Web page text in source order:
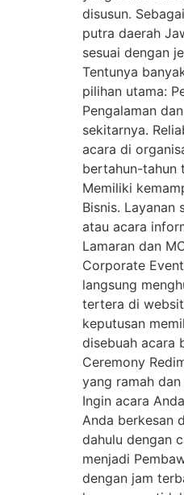
disusun.
putra daerah
sesuai dengan
Tentunya
pilihan utama:
Pengalaman
sekitarnya.
acara di
bertahun-tahun
Memiliki
Bisnis.
atau acara
Lamaran dan
Corporate
langsung
tertera di
keputusan
disebuah acara
Ceremony
yang ramah
Ingin acara
Anda berkesan
dahulu dengan
menjadi
dengan jam